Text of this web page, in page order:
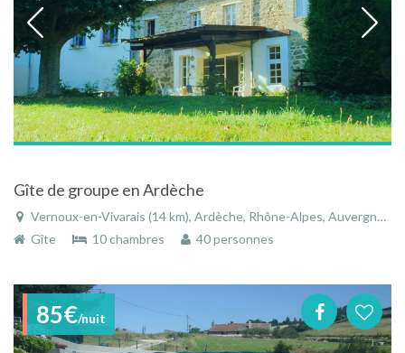
Gîte de groupe en Ardèche
Vernoux-en-Vivarais (14 km), Ardèche, Rhône-Alpes, Auvergne-Rhône-Alpes, France
Gîte
10 chambres 40 personnes
85€/nuit